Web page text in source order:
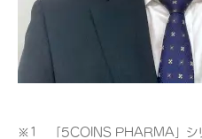
※1 「5COINS PHARMA」シ